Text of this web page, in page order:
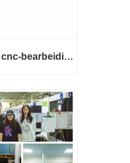
tilpasset 5-akset cnc-bearbeiding fresedeler polert